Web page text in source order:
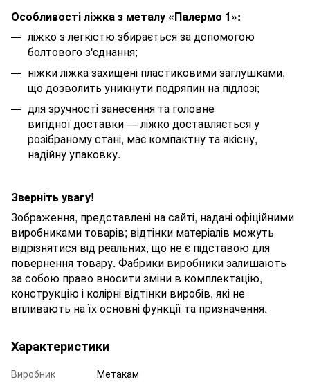
Особливості ліжка з металу «Палермо 1»:
ліжко з легкістю збирається за допомогою
болтового з'єднання;
ніжки ліжка захищені пластиковими заглушками,
що дозволить уникнути подряпин на підлозі;
для зручності занесення та головне
вигідної доставки — ліжко доставляється у
розібраному стані, має компактну та якісну,
надійну упаковку.
Зверніть увагу!
Зображення, представлені на сайті, надані офіційними
виробниками товарів; відтінки матеріалів можуть
відрізнятися від реальних, що не є підставою для
повернення товару. Фабрики виробники залишають
за собою право вносити зміни в комплектацію,
конструкцію і колірні відтінки виробів, які не
впливають на їх основні функції та призначення.
Характеристики
Виробник
Метакам